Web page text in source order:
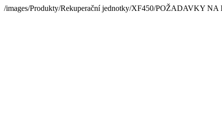
/images/Produkty/Rekuperační jednotky/XF450/POŽADAVKY